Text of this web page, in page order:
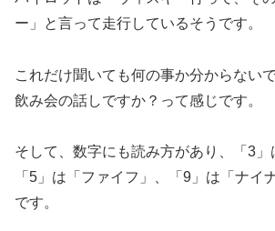
ー」と言って走行しているそうです。
これだけ聞いても何の事か分からない
飲み会の話しですか？って感じです。
そして、数字にも読み方があり、「3」
「5」は「ファイフ」、「9」は「ナイ
です。